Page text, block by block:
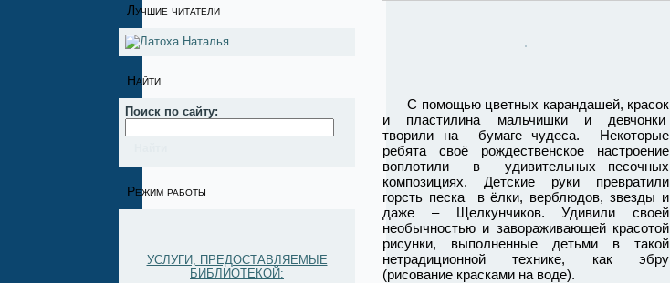
Лучшие читатели
Найти
Поиск по сайту:
Режим работы
УСЛУГИ, ПРЕДОСТАВЛЯЕМЫЕ
БИБЛИОТЕКОЙ:
С помощью цветных карандашей, красок
и пластилина мальчишки и девчонки
творили на бумаге чудеса. Некоторые
ребята своё рождественское настроение
воплотили в удивительных песочных
композициях. Детские руки превратили
горсть песка в ёлки, верблюдов, звезды и
даже – Щелкунчиков. Удивили своей
необычностью и завораживающей красотой
рисунки, выполненные детьми в такой
нетрадиционной технике, как эбру
(рисование красками на воде).